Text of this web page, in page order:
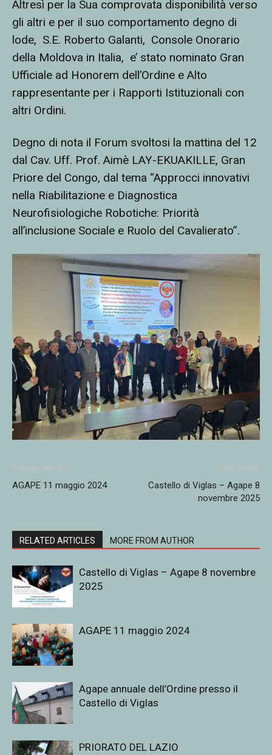
Altresì per la Sua comprovata disponibilità verso
gli altri e per il suo comportamento degno di
lode, S.E. Roberto Galanti, Console Onorario
della Moldova in Italia, e’ stato nominato Gran
Ufficiale ad Honorem dell’Ordine e Alto
rappresentante per i Rapporti Istituzionali con
altri Ordini.
Degno di nota il Forum svoltosi la mattina del 12
dal Cav. Uff. Prof. Aimè LAY-EKUAKILLE, Gran
Priore del Congo, dal tema “Approcci innovativi
nella Riabilitazione e Diagnostica
Neurofisiologiche Robotiche: Priorità
all’inclusione Sociale e Ruolo del Cavalierato”.
Previous article
AGAPE 11 maggio 2024
Next article
Castello di Viglas – Agape 8
novembre 2025
RELATED ARTICLES MORE FROM AUTHOR
Castello di Viglas – Agape 8 novembre
2025
AGAPE 11 maggio 2024
Agape annuale dell’Ordine presso il
Castello di Viglas
PRIORATO DEL LAZIO